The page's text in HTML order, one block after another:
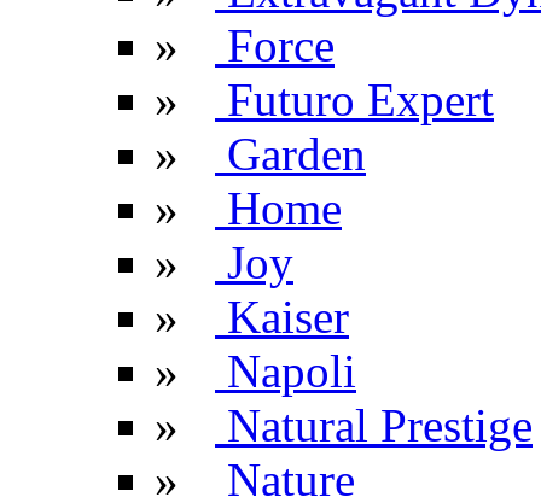
»
Force
»
Futuro Expert
»
Garden
»
Home
»
Joy
»
Kaiser
»
Napoli
»
Natural Prestige
»
Nature